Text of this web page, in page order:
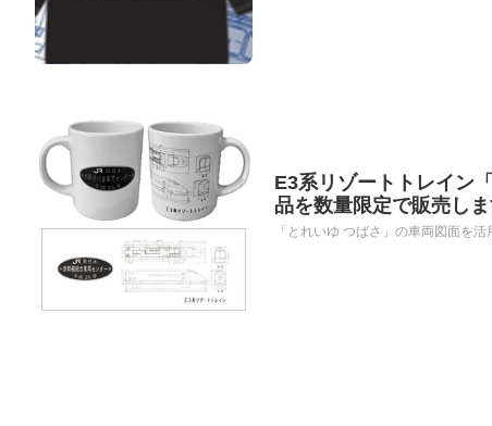
E3系リゾートトレイン
品を数量限定で販売しま
「とれいゆ つばさ」の車両図面を